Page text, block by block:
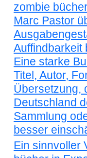
zombie
Marc Pastor
Auffindbarkeit
Eine starke
Titel, Autor,
Übersetzung,
Deutschland
Sammlung
besser
Ein sinnvoller